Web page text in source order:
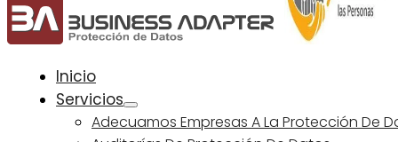
Inicio
Servicios
Adecuamos Empresas A La Protección De